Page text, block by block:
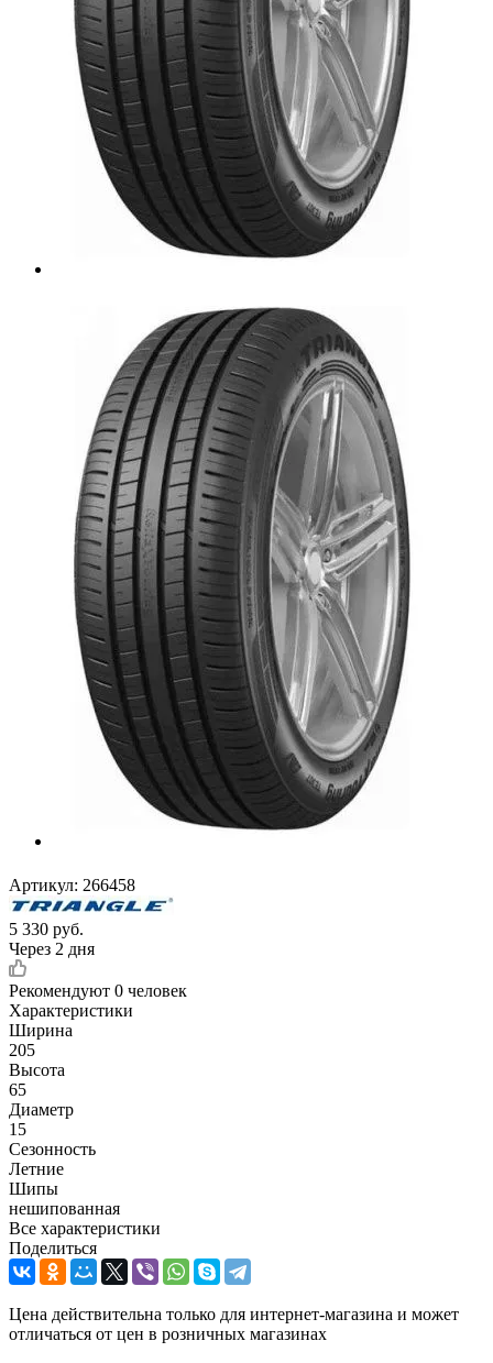
Артикул: 266458
5 330 руб.
Через 2 дня
Рекомендуют 0 человек
Характеристики
Ширина
205
Высота
65
Диаметр
15
Сезонность
Летние
Шипы
нешипованная
Все характеристики
Поделиться
Цена действительна только для интернет-магазина и может
отличаться от цен в розничных магазинах